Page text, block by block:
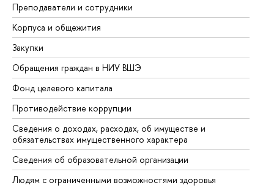
Преподаватели и сотрудники
Корпуса и общежития
Закупки
Обращения граждан в НИУ ВШЭ
Фонд целевого капитала
Противодействие коррупции
Сведения о доходах, расходах, об имуществе и
обязательствах имущественного характера
Сведения об образовательной организации
Людям с ограниченными возможностями здоровья